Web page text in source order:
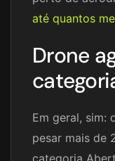
até quantos
Drone
Em geral, sim:
pesar mais de